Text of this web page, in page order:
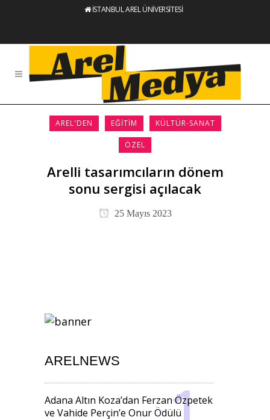
İSTANBUL AREL ÜNİVERSİTESİ
AREL'DEN EĞITIM KÜLTÜR-SANAT
ÖZEL
Arelli tasarımcıların dönem
sonu sergisi açılacak
25 Mayıs 2023
ARELNEWS
Adana Altın Koza’dan Ferzan Özpetek
ve Vahide Perçin’e Onur Ödülü